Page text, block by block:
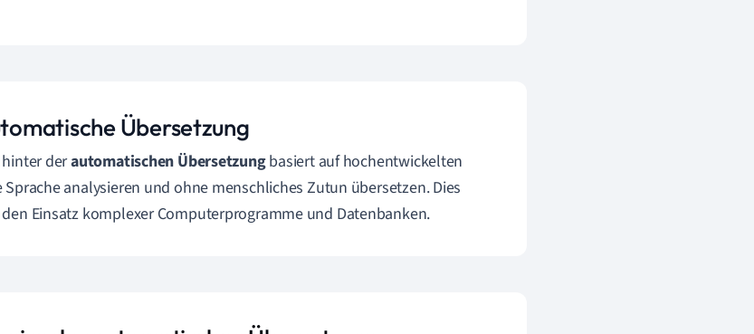
Übersetzung
hinter derautomatischen Übersetzungbasiert auf hochentwickelten
analysieren und ohne menschliches Zutun übersetzen. Dies
Einsatz komplexer Computerprogramme und Datenbanken.